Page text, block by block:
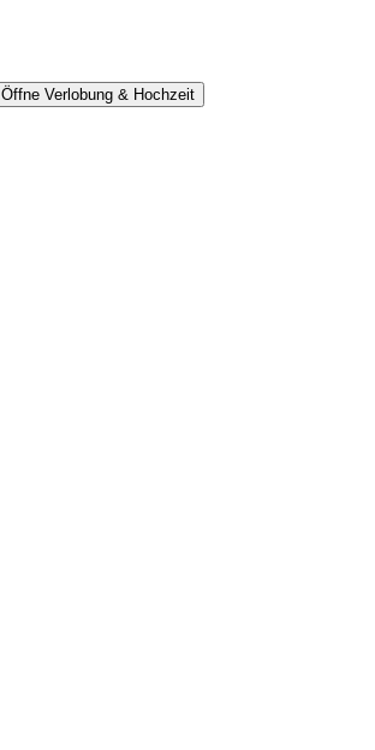
Öffne Verlobung & Hochzeit